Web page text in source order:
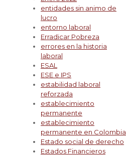
entidades sin animo de
lucro
entorno laboral
Erradicar Pobreza
errores en la historia
laboral
ESAL
ESE e IPS
estabilidad laboral
reforzada
establecimiento
permanente
establecimiento
permanente en Colombia
Estado social de derecho
Estados Financieros